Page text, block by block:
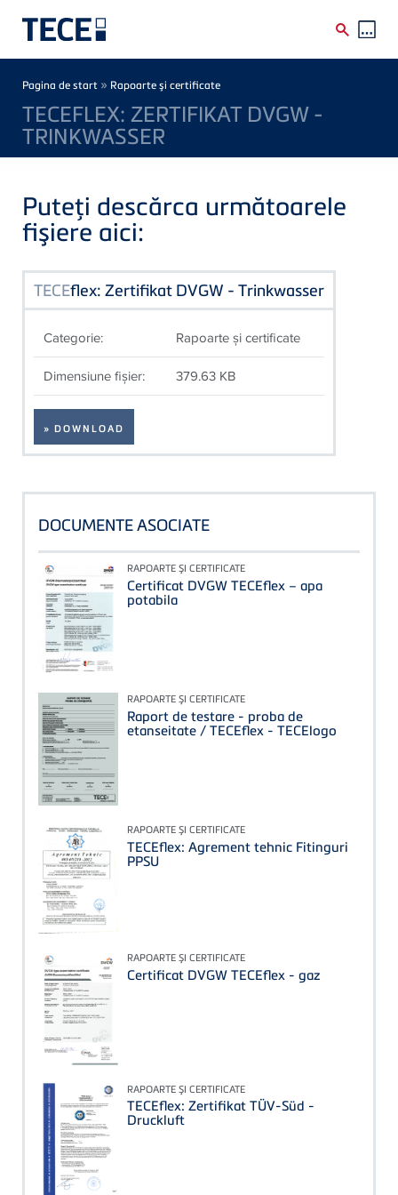
Breadcrumb
Pagina de start » Rapoarte şi certificate
TECEFLEX: ZERTIFIKAT DVGW -
TRINKWASSER
Puteţi descărca următoarele
fişiere aici:
TECEflex: Zertifikat DVGW - Trinkwasser
Categorie: Rapoarte şi certificate
Dimensiune fişier: 379.63 KB
» DOWNLOAD
DOCUMENTE ASOCIATE
RAPOARTE ŞI CERTIFICATE
Certificat DVGW TECEflex – apa
potabila
RAPOARTE ŞI CERTIFICATE
Raport de testare - proba de
etanseitate / TECEflex - TECElogo
RAPOARTE ŞI CERTIFICATE
TECEflex: Agrement tehnic Fitinguri
PPSU
RAPOARTE ŞI CERTIFICATE
Certificat DVGW TECEflex - gaz
RAPOARTE ŞI CERTIFICATE
TECEflex: Zertifikat TÜV-Süd -
Druckluft